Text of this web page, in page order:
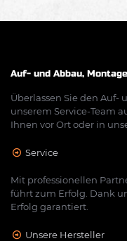
Auf- und Abbau,
Überlassen Sie den Auf-
unserem Service-Team
Ihnen vor Ort oder in
Service
Mit professionellen
führt zum Erfolg. Dank
Erfolg garantiert.
Unsere Hersteller